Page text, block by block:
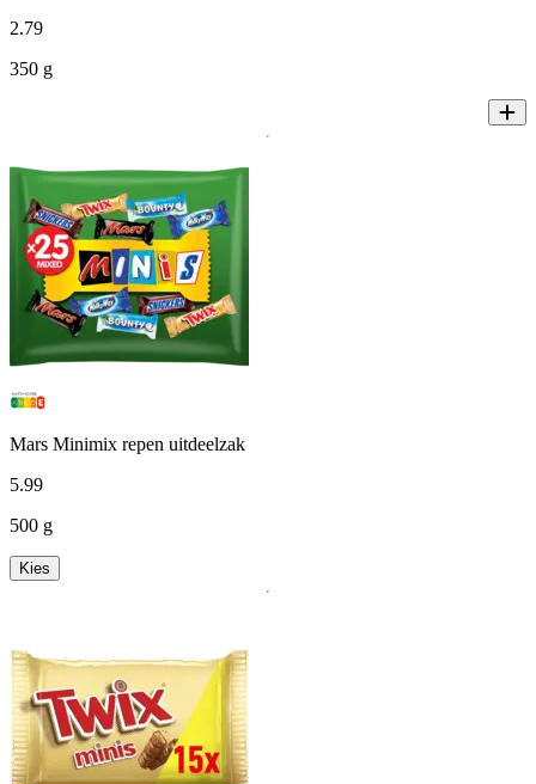
2.79
350 g
Mars Minimix repen uitdeelzak
5.99
500 g
Kies